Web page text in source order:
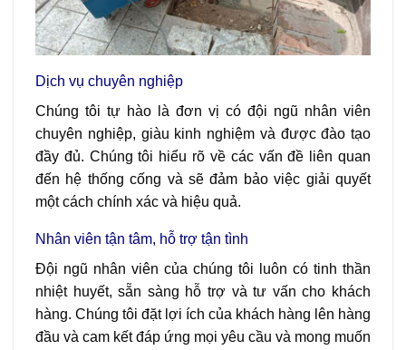
Dịch vụ chuyên nghiệp
Chúng tôi tự hào là đơn vị có đội ngũ nhân viên
chuyên nghiệp, giàu kinh nghiệm và được đào tạo
đầy đủ. Chúng tôi hiểu rõ về các vấn đề liên quan
đến hệ thống cống và sẽ đảm bảo việc giải quyết
một cách chính xác và hiệu quả.
Nhân viên tận tâm, hỗ trợ tận tình
Đội ngũ nhân viên của chúng tôi luôn có tinh thần
nhiệt huyết, sẵn sàng hỗ trợ và tư vấn cho khách
hàng. Chúng tôi đặt lợi ích của khách hàng lên hàng
đầu và cam kết đáp ứng mọi yêu cầu và mong muốn